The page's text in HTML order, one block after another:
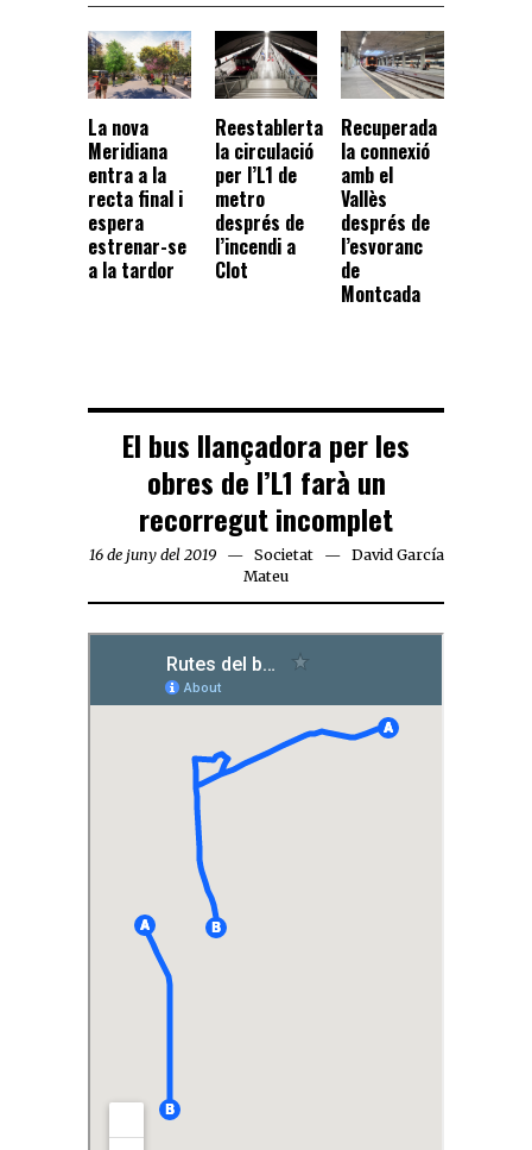
La nova
Meridiana
entra a la
recta final i
espera
estrenar-se
a la tardor
Reestablerta
la circulació
per l’L1 de
metro
després de
l’incendi a
Clot
Recuperada
la connexió
amb el
Vallès
després de
l’esvoranc
de
Montcada
El bus llançadora per les
obres de l’L1 farà un
recorregut incomplet
16 de juny del 2019 Societat
David García
Mateu